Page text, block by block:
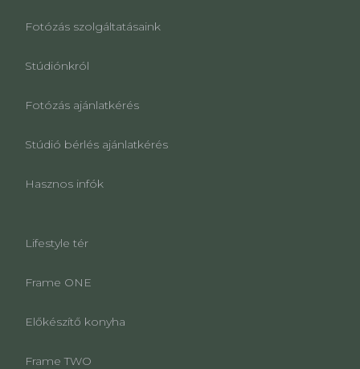
Fotózás szolgáltatásaink
Stúdiónkról
Fotózás ajánlatkérés
Stúdió bérlés ajánlatkérés
Hasznos infók
Lifestyle tér
Frame ONE
Előkészítő konyha
Frame TWO